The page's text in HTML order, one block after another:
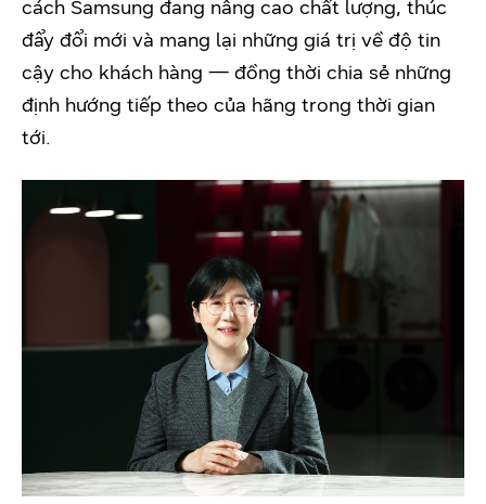
cách Samsung đang nâng cao chất lượng, thúc
đẩy đổi mới và mang lại những giá trị về độ tin
cậy cho khách hàng — đồng thời chia sẻ những
định hướng tiếp theo của hãng trong thời gian
tới.